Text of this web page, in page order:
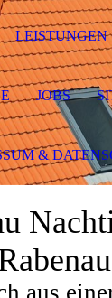
aus
LEISTUNGEN
JOBS
&